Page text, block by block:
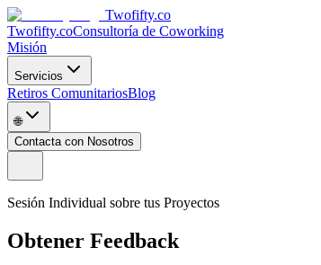
Twofifty.co
Twofifty.coConsultoría de Coworking
Misión
Servicios
Retiros ComunitariosBlog
🌐
Contacta con Nosotros
Sesión Individual sobre tus Proyectos
Obtener Feedback